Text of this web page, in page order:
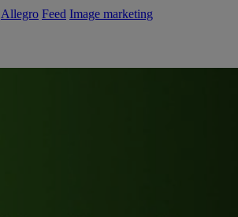
Allegro Feed Image marketing